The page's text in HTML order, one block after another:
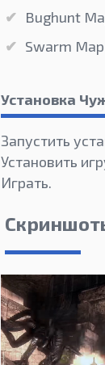
Bughunt
Swarm
Установка
Запустить
Установить
Играть.